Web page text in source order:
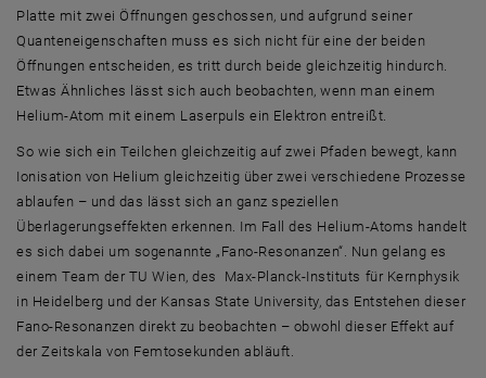
Platte mit zwei Öffnungen geschossen, und aufgrund seiner
Quanteneigenschaften muss es sich nicht für eine der beiden
Öffnungen entscheiden, es tritt durch beide gleichzeitig hindurch.
Etwas Ähnliches lässt sich auch beobachten, wenn man einem
Helium-Atom mit einem Laserpuls ein Elektron entreißt.
So wie sich ein Teilchen gleichzeitig auf zwei Pfaden bewegt, kann
Ionisation von Helium gleichzeitig über zwei verschiedene Prozesse
ablaufen – und das lässt sich an ganz speziellen
Überlagerungseffekten erkennen. Im Fall des Helium-Atoms handelt
es sich dabei um sogenannte „Fano-Resonanzen“. Nun gelang es
einem Team der TU Wien, des Max-Planck-Instituts für Kernphysik
in Heidelberg und der Kansas State University, das Entstehen dieser
Fano-Resonanzen direkt zu beobachten – obwohl dieser Effekt auf
der Zeitskala von Femtosekunden abläuft.